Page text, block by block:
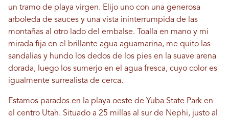
un tramo de playa virgen. Elijo uno con una generosa
arboleda de sauces y una vista ininterrumpida de las
montañas al otro lado del embalse. Toalla en mano y mi
mirada fija en el brillante agua aguamarina, me quito las
sandalias y hundo los dedos de los pies en la suave arena
dorada, luego los sumerjo en el agua fresca, cuyo color es
igualmente surrealista de cerca.
Estamos parados en la playa oeste de Yuba State Park en
el centro Utah. Situado a 25 millas al sur de Nephi, justo al